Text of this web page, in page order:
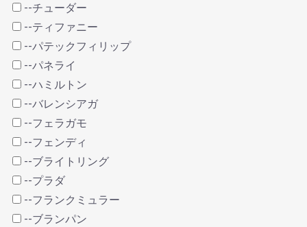
--チューダー
--ティファニー
--パテックフィリップ
--パネライ
--ハミルトン
--バレンシアガ
--フェラガモ
--フェンディ
--ブライトリング
--プラダ
--フランクミュラー
--ブランパン